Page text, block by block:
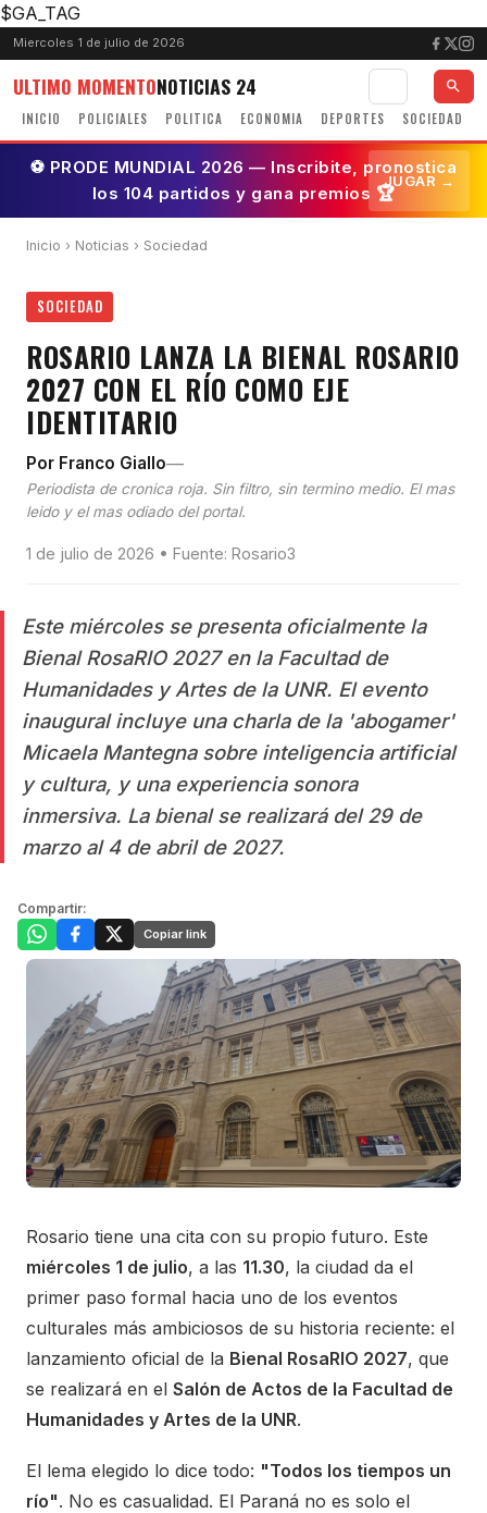
$GA_TAG
Miercoles 1 de julio de 2026
ULTIMO MOMENTONOTICIAS 24
INICIO POLICIALES POLITICA ECONOMIA DEPORTES SOCIEDAD
⚽ PRODE MUNDIAL 2026 — Inscribite, pronostica
los 104 partidos y gana premios 🏆
JUGAR →
Inicio › Noticias › Sociedad
SOCIEDAD
ROSARIO LANZA LA BIENAL ROSARIO
2027 CON EL RÍO COMO EJE
IDENTITARIO
Por Franco Giallo—
Periodista de cronica roja. Sin filtro, sin termino medio. El mas
leido y el mas odiado del portal.
1 de julio de 2026 • Fuente: Rosario3
Este miércoles se presenta oficialmente la
Bienal RosaRIO 2027 en la Facultad de
Humanidades y Artes de la UNR. El evento
inaugural incluye una charla de la 'abogamer'
Micaela Mantegna sobre inteligencia artificial
y cultura, y una experiencia sonora
inmersiva. La bienal se realizará del 29 de
marzo al 4 de abril de 2027.
Compartir:
Copiar link
Rosario tiene una cita con su propio futuro. Este
miércoles 1 de julio, a las 11.30, la ciudad da el
primer paso formal hacia uno de los eventos
culturales más ambiciosos de su historia reciente: el
lanzamiento oficial de la Bienal RosaRIO 2027, que
se realizará en el Salón de Actos de la Facultad de
Humanidades y Artes de la UNR.
El lema elegido lo dice todo: "Todos los tiempos un
río". No es casualidad. El Paraná no es solo el